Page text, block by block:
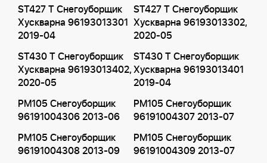
ST427 T Снегоуборщик
Хускварна 96193013301
2019-04
ST427 T Снегоуборщик
Хускварна 96193013302,
2020-05
ST430 T Снегоуборщик
Хускварна 96193013402,
2020-05
ST430 T Снегоуборщик
Хускварна 96193013401
2019-04
PM105 Снегоуборщик
96191004306 2013-06
PM105 Снегоуборщик
96191004307 2013-07
PM105 Снегоуборщик
96191004308 2013-09
PM105 Снегоуборщик
96191004309 2013-07